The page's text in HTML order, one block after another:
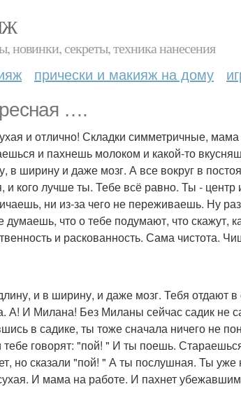
новинки, секреты, техника нанесения
прически и макияж на дому
….
и отлично! Складки симметричные,
и пахнешь молоком и какой-то
в ширину и даже мозг. А все вокруг в
и кого лучше ты. Тебе всё равно. Ты -
ни из-за чего не переживаешь. Ну
что о тебе подумают, что скажут,
и раскованность. Сама чистота.
и в ширину, и даже мозг. Тебя отдают в
А! И Милана! Без Миланы сейчас садик не
в садике, ты тоже сначала ничего не
говорят: "пой! " И ты поешь.
но сказали "пой! " А ты послушная. Ты уже
И мама на работе. И пахнет